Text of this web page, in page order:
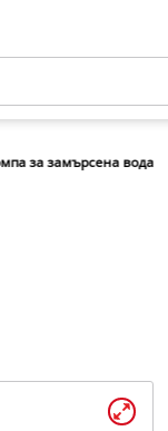
за замърсена вода